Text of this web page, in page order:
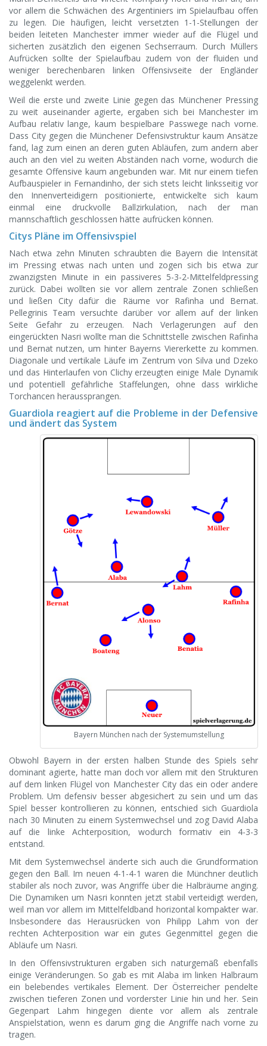
vor allem die Schwächen des Argentiniers im Spielaufbau offen
zu legen. Die häufigen, leicht versetzten 1-1-Stellungen der
beiden leiteten Manchester immer wieder auf die Flügel und
sicherten zusätzlich den eigenen Sechserraum. Durch Müllers
Aufrücken sollte der Spielaufbau zudem von der fluiden und
weniger berechenbaren linken Offensivseite der Engländer
weggelenkt werden.
Weil die erste und zweite Linie gegen das Münchener Pressing
zu weit auseinander agierte, ergaben sich bei Manchester im
Aufbau relativ lange, kaum bespielbare Passwege nach vorne.
Dass City gegen die Münchener Defensivstruktur kaum Ansätze
fand, lag zum einen an deren guten Abläufen, zum andern aber
auch an den viel zu weiten Abständen nach vorne, wodurch die
gesamte Offensive kaum angebunden war. Mit nur einem tiefen
Aufbauspieler in Fernandinho, der sich stets leicht linksseitig vor
den Innenverteidigern positionierte, entwickelte sich kaum
einmal eine druckvolle Ballzirkulation, nach der man
mannschaftlich geschlossen hätte aufrücken können.
Citys Pläne im Offensivspiel
Nach etwa zehn Minuten schraubten die Bayern die Intensität
im Pressing etwas nach unten und zogen sich bis etwa zur
zwanzigsten Minute in ein passiveres 5-3-2-Mittelfeldpressing
zurück. Dabei wollten sie vor allem zentrale Zonen schließen
und ließen City dafür die Räume vor Rafinha und Bernat.
Pellegrinis Team versuchte darüber vor allem auf der linken
Seite Gefahr zu erzeugen. Nach Verlagerungen auf den
eingerückten Nasri wollte man die Schnittstelle zwischen Rafinha
und Bernat nutzen, um hinter Bayerns Viererkette zu kommen.
Diagonale und vertikale Läufe im Zentrum von Silva und Dzeko
und das Hinterlaufen von Clichy erzeugten einige Male Dynamik
und potentiell gefährliche Staffelungen, ohne dass wirkliche
Torchancen heraussprangen.
Guardiola reagiert auf die Probleme in der Defensive
und ändert das System
Bayern München nach der Systemumstellung
Obwohl Bayern in der ersten halben Stunde des Spiels sehr
dominant agierte, hatte man doch vor allem mit den Strukturen
auf dem linken Flügel von Manchester City das ein oder andere
Problem. Um defensiv besser abgesichert zu sein und um das
Spiel besser kontrollieren zu können, entschied sich Guardiola
nach 30 Minuten zu einem Systemwechsel und zog David Alaba
auf die linke Achterposition, wodurch formativ ein 4-3-3
entstand.
Mit dem Systemwechsel änderte sich auch die Grundformation
gegen den Ball. Im neuen 4-1-4-1 waren die Münchner deutlich
stabiler als noch zuvor, was Angriffe über die Halbräume anging.
Die Dynamiken um Nasri konnten jetzt stabil verteidigt werden,
weil man vor allem im Mittelfeldband horizontal kompakter war.
Insbesondere das Herausrücken von Philipp Lahm von der
rechten Achterposition war ein gutes Gegenmittel gegen die
Abläufe um Nasri.
In den Offensivstrukturen ergaben sich naturgemäß ebenfalls
einige Veränderungen. So gab es mit Alaba im linken Halbraum
ein belebendes vertikales Element. Der Österreicher pendelte
zwischen tieferen Zonen und vorderster Linie hin und her. Sein
Gegenpart Lahm hingegen diente vor allem als zentrale
Anspielstation, wenn es darum ging die Angriffe nach vorne zu
tragen.